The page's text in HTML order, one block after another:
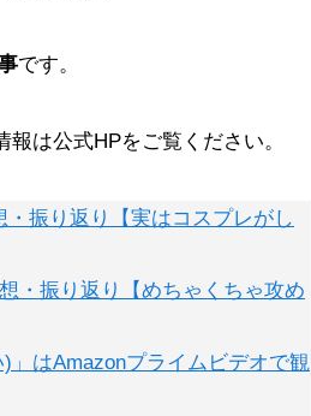
です。
は公式HPをご覧ください。
・振り返り【実はコスプレがし
・振り返り【めちゃくちゃ攻め
」はAmazonプライムビデオで観